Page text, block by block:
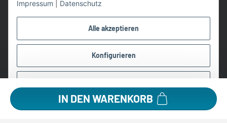
Alle akzeptieren
Konfigurieren
Impressum Datenschutz
IN DEN WARENKORB
UVP: Ist die unverbindliche Preisempfehlung des Herstellers für
das Produkt
* Gratis Versand ab 99 € innerhalb Deutschlands
Wir nutzen Trusted Shops als unabhängigen Dienstleister für die
getroffen, um sicherzustellen, dass es es sich um echte